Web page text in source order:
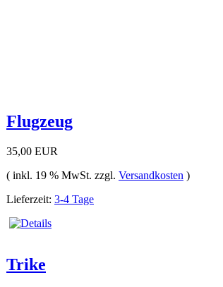
Flugzeug
35,00 EUR
( inkl. 19 % MwSt. zzgl. Versandkosten )
Lieferzeit: 3-4 Tage
Trike